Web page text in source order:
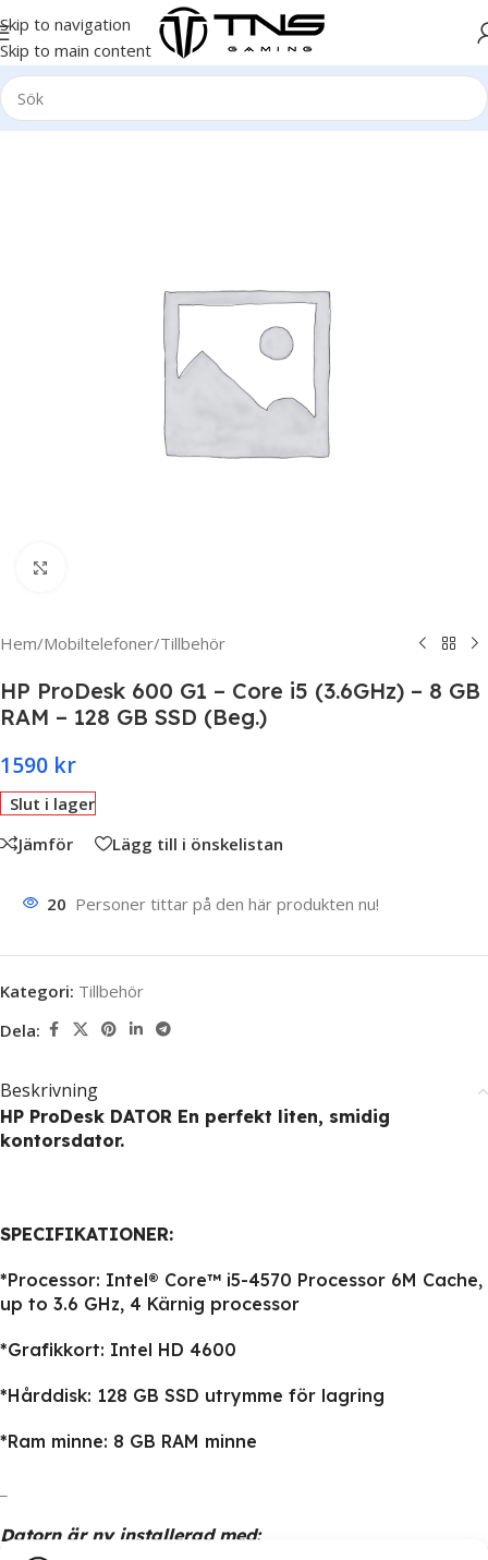
Skip to navigation
Skip to main content
Hem/Mobiltelefoner/Tillbehör
HP ProDesk 600 G1 – Core i5 (3.6GHz) – 8 GB
RAM – 128 GB SSD (Beg.)
1590 kr
Slut i lager
Jämför
Lägg till i önskelistan
20 Personer tittar på den här produkten nu!
Kategori: Tillbehör
Dela:
Beskrivning
HP ProDesk DATOR En perfekt liten, smidig
kontorsdator.
SPECIFIKATIONER:
*Processor: Intel® Core™ i5-4570 Processor 6M Cache,
up to 3.6 GHz, 4 Kärnig processor
*Grafikkort: Intel HD 4600
*Hårddisk: 128 GB SSD utrymme för lagring
*Ram minne: 8 GB RAM minne
Datorn är ny installerad med: